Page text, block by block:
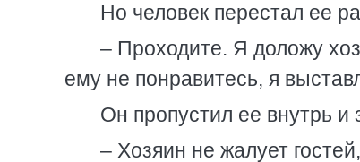
Но человек перестал ее
– Проходите. Я доложу
ему не понравитесь, я
Он пропустил ее внутрь и
– Хозяин не жалует